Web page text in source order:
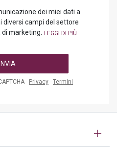
dei miei dati a
diversi campi del settore
marketing.
- Privacy - Termini